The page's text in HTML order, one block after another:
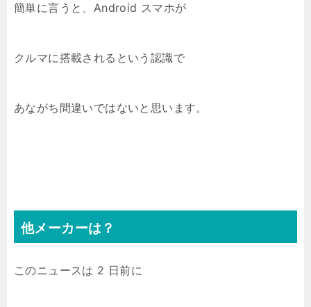
簡単に言うと、Android スマホが
クルマに搭載されるという認識で
あながち間違いではないと思います。
他メーカーは？
このニュースは 2 日前に